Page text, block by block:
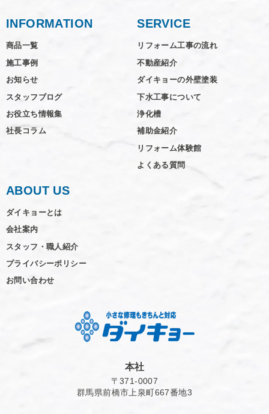
INFORMATION
商品一覧
施工事例
お知らせ
スタッフブログ
お役立ち情報集
社長コラム
SERVICE
リフォーム工事の流れ
不動産紹介
ダイキョーの外壁塗装
下水工事について
浄化槽
補助金紹介
リフォーム体験館
よくある質問
ABOUT US
ダイキョーとは
会社案内
スタッフ・職人紹介
プライバシーポリシー
お問い合わせ
本社
〒371-0007
群馬県前橋市上泉町667番地3